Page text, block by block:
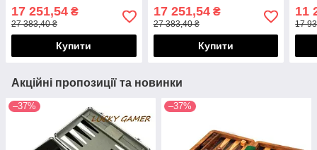
17 251,54 ₴
27 383,40 ₴
Купити
17 251,54₴
27 383,40 ₴
Купити
11
17
Акційні пропозиції та новинки
–37% –37%